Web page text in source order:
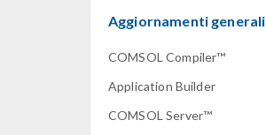
Aggiornamenti generali
COMSOL Compiler™
Application Builder
COMSOL Server™